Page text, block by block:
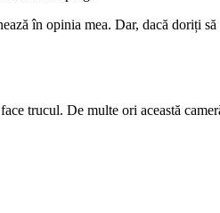
în opinia mea. Dar, dacă doriți să
trucul. De multe ori această